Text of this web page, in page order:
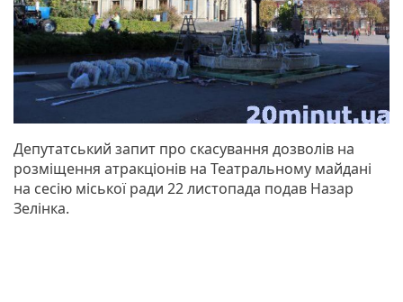
Депутатський запит про скасування дозволів на
розміщення атракціонів на Театральному майдані
на сесію міської ради 22 листопада подав Назар
Зелінка.